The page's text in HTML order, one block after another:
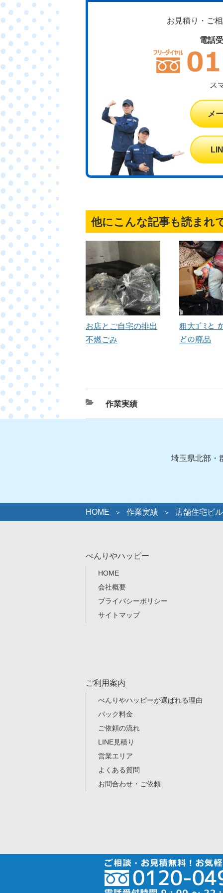
お見積り・ご
電話
ス
メ
他にこんな記事も読まれ
お店とご自宅の排出
不燃ごみ
粗大ｺﾞﾐと
どの廃品
カ
テ
作業実績
埼玉県北部・
HOME 作業実績 店舗住宅ビ
べんりやハッピー
HOME
会社概要
プライバシーポリシー
サイトマップ
ご利用案内
べんりやハッピーが選ばれる理由
パック料金
ご依頼の流れ
LINE見積り
営業エリア
よくある質問
お問合わせ・ご依頼